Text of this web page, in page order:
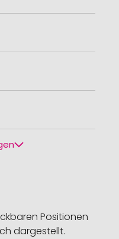
Positionen
dargestellt.